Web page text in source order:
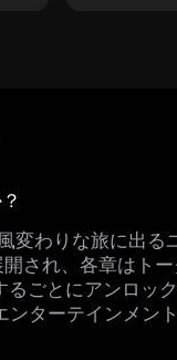
わりな旅に出る
され、各章はト
ごとにアンロッ
ターテインメン